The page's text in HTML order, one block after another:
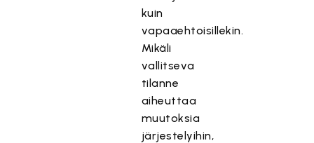
kuin
vapaaehtoisillekin.
Mikäli
vallitseva
tilanne
aiheuttaa
muutoksia
järjestelyihin,